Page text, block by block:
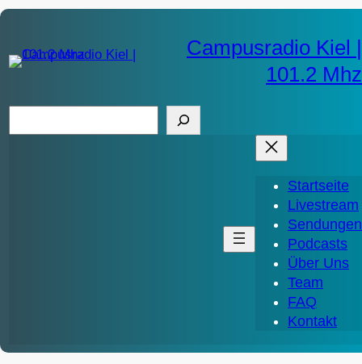
Zum
springen
Campusradio Kiel |
101.2 Mhz
u
Startseite
Livestream
Sendungen
Podcasts
Über Uns
Team
FAQ
Kontakt